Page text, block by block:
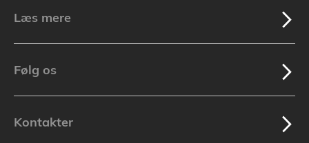
Læs mere
Følg os
Kontakter